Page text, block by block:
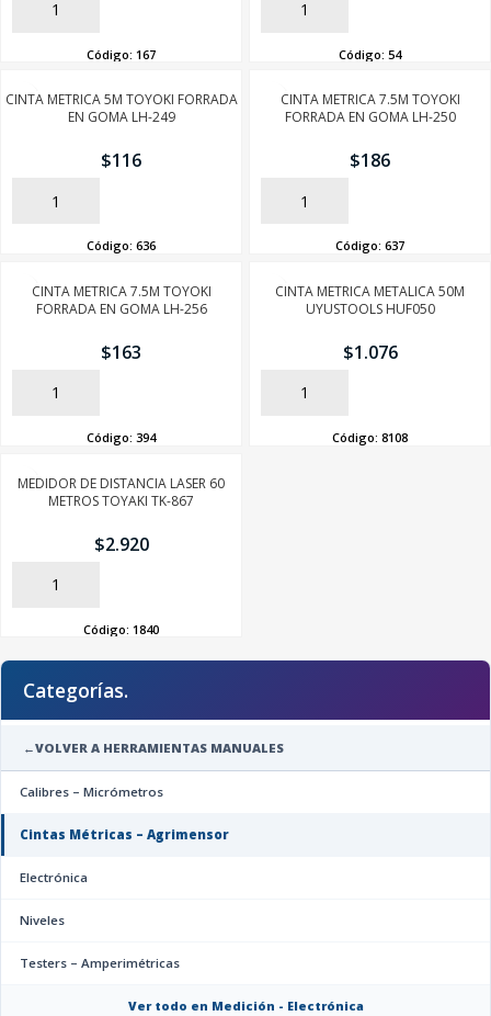
Categorías.
←VOLVER A HERRAMIENTAS MANUALES
Calibres – Micrómetros
Cintas Métricas – Agrimensor
Electrónica
Niveles
Testers – Amperimétricas
Ver todo en Medición - Electrónica
AÑADIR
Código: 167
AÑADIR
Código: 54
CINTA METRICA 5M TOYOKI FORRADA
EN GOMA LH-249
$116
AÑADIR
Código: 636
CINTA METRICA 7.5M TOYOKI
FORRADA EN GOMA LH-250
$186
AÑADIR
Código: 637
CINTA METRICA 7.5M TOYOKI
FORRADA EN GOMA LH-256
$163
AÑADIR
Código: 394
CINTA METRICA METALICA 50M
UYUSTOOLS HUF050
$1.076
AÑADIR
Código: 8108
MEDIDOR DE DISTANCIA LASER 60
METROS TOYAKI TK-867
$2.920
AÑADIR
Código: 1840
SEGUÍ COMPRANDO